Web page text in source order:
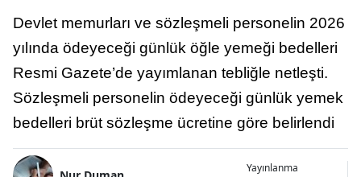
Devlet memurları ve sözleşmeli personelin 2026
yılında ödeyeceği günlük öğle yemeği bedelleri
Resmi Gazete’de yayımlanan tebliğle netleşti.
Sözleşmeli personelin ödeyeceği günlük yemek
bedelleri brüt sözleşme ücretine göre belirlendi
Yayınlanma